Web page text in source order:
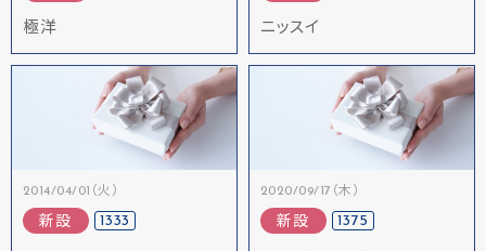
極洋 ニッスイ
2014/04/01（火）
新設 1333
2020/09/17（木）
新設 1375